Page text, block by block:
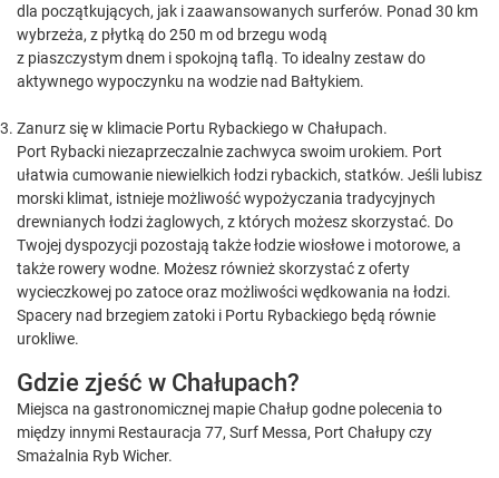
dla początkujących, jak i zaawansowanych surferów. Ponad 30 km
wybrzeża, z płytką do 250 m od brzegu wodą
z piaszczystym dnem i spokojną taflą. To idealny zestaw do
aktywnego wypoczynku na wodzie nad Bałtykiem.
Zanurz się w klimacie Portu Rybackiego w Chałupach.
Port Rybacki niezaprzeczalnie zachwyca swoim urokiem. Port
ułatwia cumowanie niewielkich łodzi rybackich, statków. Jeśli lubisz
morski klimat, istnieje możliwość wypożyczania tradycyjnych
drewnianych łodzi żaglowych, z których możesz skorzystać. Do
Twojej dyspozycji pozostają także łodzie wiosłowe i motorowe, a
także rowery wodne. Możesz również skorzystać z oferty
wycieczkowej po zatoce oraz możliwości wędkowania na łodzi.
Spacery nad brzegiem zatoki i Portu Rybackiego będą równie
urokliwe.
Gdzie zjeść w Chałupach?
Miejsca na gastronomicznej mapie Chałup godne polecenia to
między innymi Restauracja 77, Surf Messa, Port Chałupy czy
Smażalnia Ryb Wicher.